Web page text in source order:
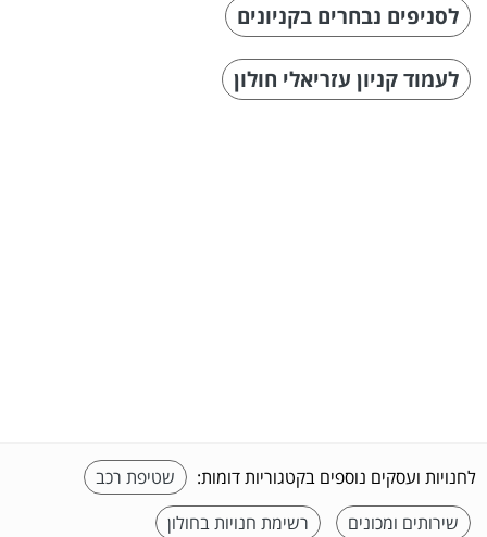
לסניפים נבחרים בקניונים
לעמוד קניון עזריאלי חולון
לחנויות ועסקים נוספים בקטגוריות דומות:
שטיפת רכב
שירותים ומכונים
רשימת חנויות בחולון